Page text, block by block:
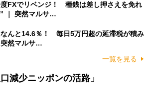
度FXでリベンジ！ 種銭は差し押さえを免れ
｜ 突然マルサ…
なんと14.6％！ 毎日5万円超の延滞税が積み
突然マルサ…
一覧を見る
減少ニッポンの活路」